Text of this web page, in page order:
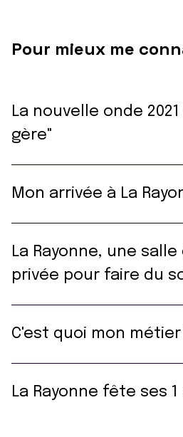
Pour mieux me
La nouvelle onde 2021
gère"
Mon arrivée à La
La Rayonne, une
privée pour faire du
C'est quoi mon métier
La Rayonne fête ses 1